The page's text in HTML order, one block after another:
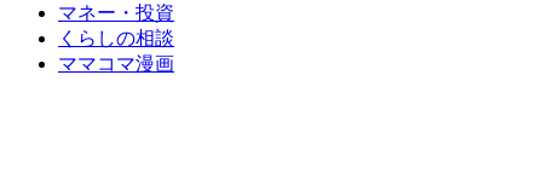
マネー・投資
くらしの相談
ママコマ漫画